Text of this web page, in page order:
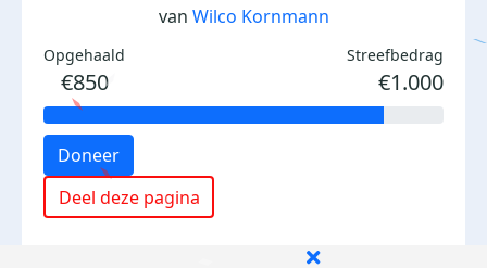
van Wilco Kornmann
Opgehaald
€850
Streefbedrag
€1.000
Doneer
Deel deze pagina